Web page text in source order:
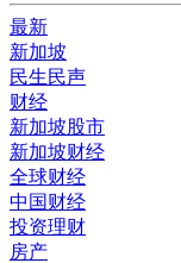
最新
新加坡
民生民声
财经
新加坡股市
新加坡财经
全球财经
中国财经
投资理财
房产